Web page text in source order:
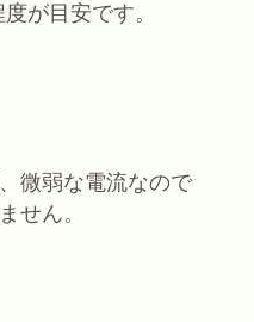
が目安です。
微弱な電流なので
せん。